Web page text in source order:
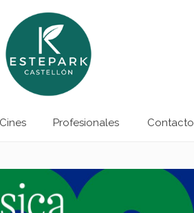
Cines Profesionales Contacto